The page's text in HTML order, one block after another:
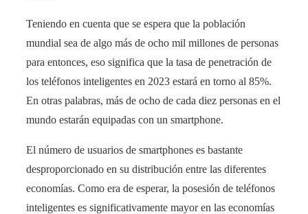
Teniendo en cuenta que se espera que la población
mundial sea de algo más de ocho mil millones de personas
para entonces, eso significa que la tasa de penetración de
los teléfonos inteligentes en 2023 estará en torno al 85%.
En otras palabras, más de ocho de cada diez personas en el
mundo estarán equipadas con un smartphone.
El número de usuarios de smartphones es bastante
desproporcionado en su distribución entre las diferentes
economías. Como era de esperar, la posesión de teléfonos
inteligentes es significativamente mayor en las economías